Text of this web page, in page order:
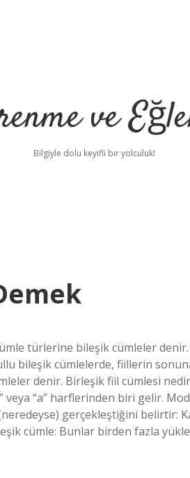
ve
Bilgiyle dolu keyifli bir yolculuk!
türlerine bileşik cümleler
bileşik cümlelerde, fiillerin
denir. Birleşik fiil cümlesi
veya “a” harflerinden biri gelir.
gerçekleştiğini belirtir:
cümle: Bunlar birden fazla